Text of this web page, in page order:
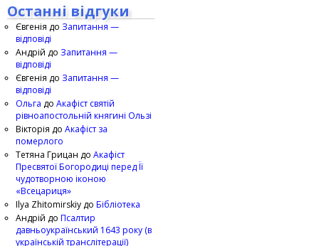
Останні відгуки
Євгенія до Запитання —
відповіді
Андрій до Запитання —
відповіді
Євгенія до Запитання —
відповіді
Ольга до Акафіст святій
рівноапостольній княгині Ользі
Вікторія до Акафіст за
померлого
Тетяна Грицан до Акафіст
Пресвятої Богородиці перед Її
чудотворною іконою
«Всецариця»
Ilya Zhitomirskiy до Бібліотека
Андрій до Псалтир
давньоукраїнський 1643 року (в
українській транслітерації)